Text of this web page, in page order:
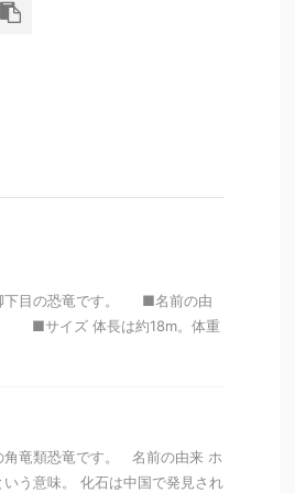
下目の恐竜です。 ■名前の由
。 ■サイズ 体長は約18m。体重
角竜類恐竜です。 名前の由来 ホ
う意味。 化石は中国で発見され